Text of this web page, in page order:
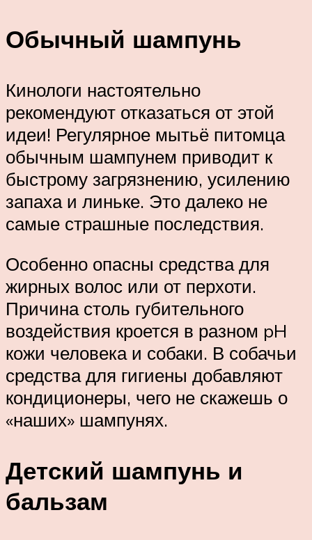
Обычный шампунь
Кинологи настоятельно
рекомендуют отказаться от этой
идеи! Регулярное мытьё питомца
обычным шампунем приводит к
быстрому загрязнению, усилению
запаха и линьке. Это далеко не
самые страшные последствия.
Особенно опасны средства для
жирных волос или от перхоти.
Причина столь губительного
воздействия кроется в разном pH
кожи человека и собаки. В собачьи
средства для гигиены добавляют
кондиционеры, чего не скажешь о
«наших» шампунях.
Детский шампунь и
бальзам